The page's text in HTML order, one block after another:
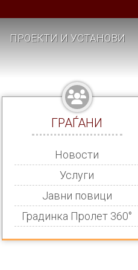
ПРОЕКТИ И УСТАНОВИ
ГРАЃАНИ
Новости
Услуги
Јавни повици
Градинка Пролет 360°